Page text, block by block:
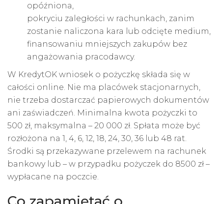
opóźniona,
pokryciu zaległości w rachunkach, zanim
zostanie naliczona kara lub odcięte medium,
finansowaniu mniejszych zakupów bez
angażowania pracodawcy.
W KredytOK wniosek o pożyczkę składa się w
całości online. Nie ma placówek stacjonarnych,
nie trzeba dostarczać papierowych dokumentów
ani zaświadczeń. Minimalna kwota pożyczki to
500 zł, maksymalna – 20 000 zł. Spłata może być
rozłożona na 1, 4, 6, 12, 18, 24, 30, 36 lub 48 rat.
Środki są przekazywane przelewem na rachunek
bankowylub – w przypadku pożyczek do 8500 zł –
wypłacane na poczcie.